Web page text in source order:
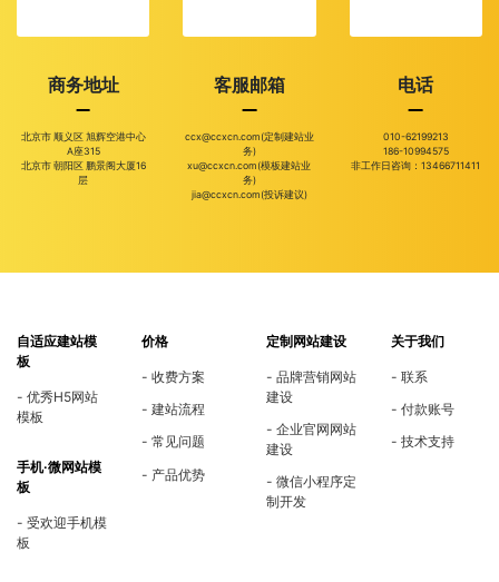
商务地址
北京市 顺义区 旭辉空港中心
A座315
北京市 朝阳区 鹏景阁大厦16
层
客服邮箱
ccx@ccxcn.com(定制建站业
务)
xu@ccxcn.com(模板建站业
务)
jia@ccxcn.com(投诉建议)
电话
010-62199213
186-10994575
非工作日咨询：13466711411
自适应建站模
板
优秀H5网站
模板
手机·微网站模
板
受欢迎手机模
板
价格
收费方案
建站流程
常见问题
产品优势
定制网站建设
品牌营销网站
建设
企业官网网站
建设
微信小程序定
制开发
关于我们
联系
付款账号
技术支持